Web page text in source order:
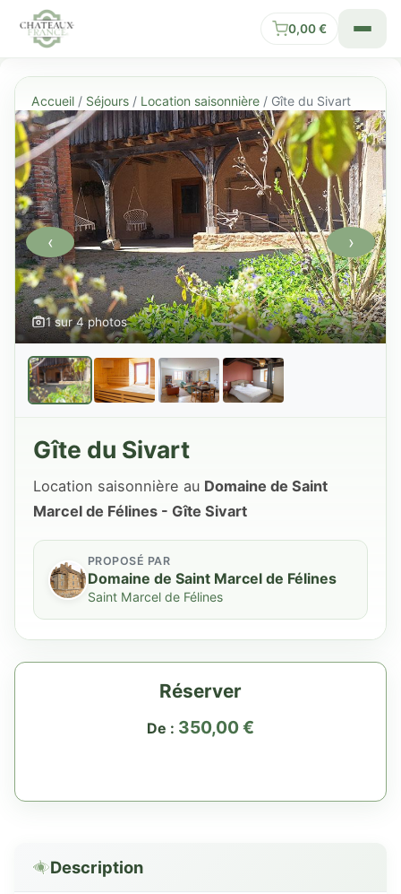
0,00€
Accueil / Séjours / Location saisonnière / Gîte du Sivart
1 sur 4 photos
‹ ›
Gîte du Sivart
Location saisonnière au Domaine de Saint
Marcel de Félines - Gîte Sivart
PROPOSÉ PAR
Domaine de Saint Marcel de Félines
Saint Marcel de Félines
Réserver
De : 350,00€
Description